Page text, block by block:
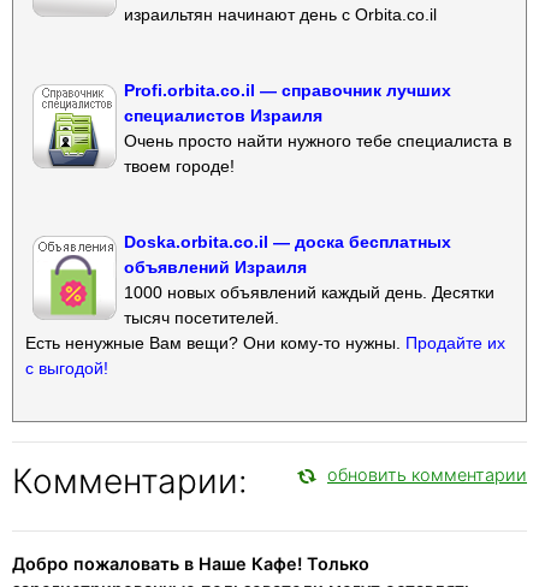
израильтян начинают день с Orbita.co.il
Profi.orbita.co.il — справочник лучших
специалистов Израиля
Очень просто найти нужного тебе специалиста в
твоем городе!
Doska.orbita.co.il — доска бесплатных
объявлений Израиля
1000 новых объявлений каждый день. Десятки
тысяч посетителей.
Есть ненужные Вам вещи? Они кому-то нужны. Продайте их
с выгодой!
Комментарии: обновить комментарии
Добро пожаловать в Наше Кафе! Только